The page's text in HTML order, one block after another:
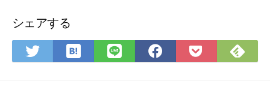
シェアする
Twitter
で
は
て
LINE
で
Facebook
で
Pocket
に
で